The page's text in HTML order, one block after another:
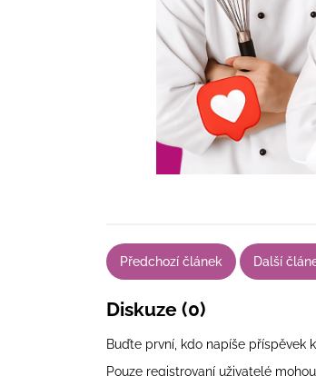
Předchozí článek Další
Diskuze (0)
Buďte první, kdo napíše příspěvek
Pouze registrovaní uživatelé